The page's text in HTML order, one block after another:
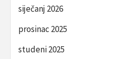
siječanj 2026
prosinac 2025
studeni 2025